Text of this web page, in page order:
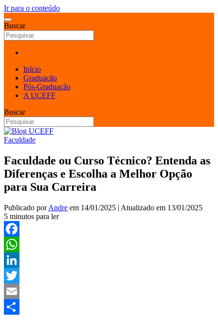
Ir para o conteúdo
Buscar
Início
Graduação
Pós-Graduação
A UCEFF
Buscar
Faculdade
Faculdade ou Curso Técnico? Entenda as
Diferenças e Escolha a Melhor Opção
para Sua Carreira
Publicado porAndre em 14/01/2025 | Atualizado em 13/01/2025
5 minutos para ler
Facebook
WhatsApp
LinkedIn
Twitter
Email